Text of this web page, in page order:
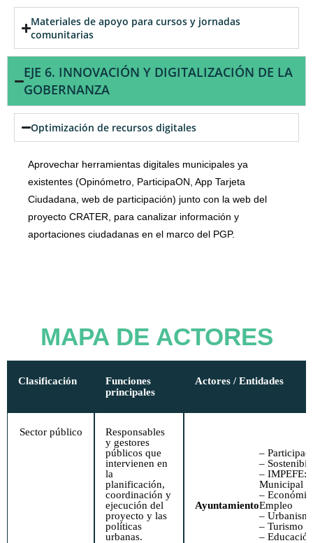
Materiales de apoyo para cursos y jornadas
comunitarias
EJE 6. INNOVACIÓN Y DIGITALIZACIÓN DE LA
GOBERNANZA
Optimización de recursos digitales
Aprovechar herramientas digitales municipales ya
existentes (Opinómetro, ParticipaON, App Tarjeta
Ciudadana, web de participación) junto con la web del
proyecto CRATER, para canalizar información y
aportaciones ciudadanas en el marco del PGP.
MAPA DE ACTORES
Clasificación
Funciones
principales
Actores / Entidades
Sector público
Responsables
y gestores
públicos que
intervienen en
la
planificación,
coordinación y
ejecución del
proyecto y las
políticas
urbanas.
Ayuntamiento
–
–
– ­IMPEFE:
Municipal
–
Empleo
–
– ­Turismo
– ­Educación